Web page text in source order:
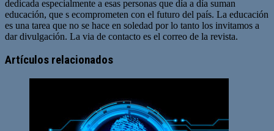
dedicada especialmente a esas personas que día a día suman
educación, que s ecomprometen con el futuro del país. La educación
es una tarea que no se hace en soledad por lo tanto los invitamos a
dar divulgación. La via de contacto es el correo de la revista.
web
Artículos relacionados